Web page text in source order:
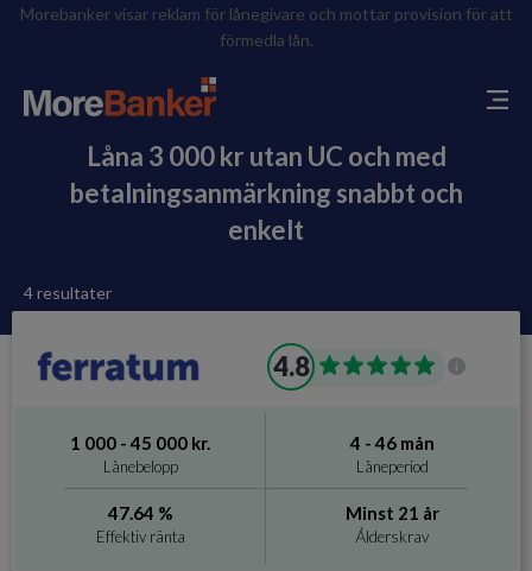
Morebanker visar reklam för lånegivare och mottar provision för att
förmedla lån.
Låna 3 000 kr utan UC och med
betalningsanmärkning snabbt och
enkelt
4 resultater
4.8
1 000 - 45 000 kr.
Lånebelopp
4 - 46 mån
Låneperiod
47.64 %
Effektiv ränta
Minst 21 år
Ålderskrav